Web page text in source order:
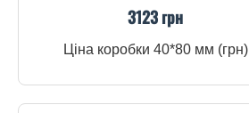
3123 грн
Ціна коробки 40*80 мм (грн)